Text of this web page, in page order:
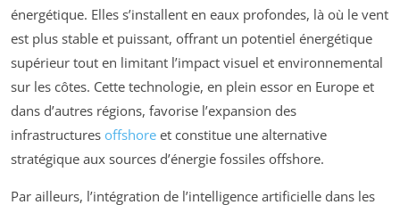
énergétique. Elles s’installent en eaux profondes, là où le vent
est plus stable et puissant, offrant un potentiel énergétique
supérieur tout en limitant l’impact visuel et environnemental
sur les côtes. Cette technologie, en plein essor en Europe et
dans d’autres régions, favorise l’expansion des
infrastructures offshore et constitue une alternative
stratégique aux sources d’énergie fossiles offshore.
Par ailleurs, l’intégration de l’intelligence artificielle dans les